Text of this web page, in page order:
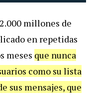
millones de
en repetidas
meses que nunca
como su lista
sus mensajes, que